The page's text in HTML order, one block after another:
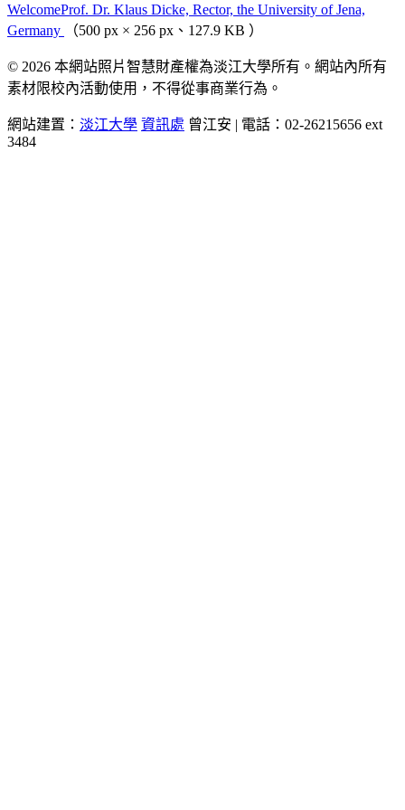
WelcomeProf. Dr. Klaus Dicke, Rector, the University of Jena,
Germany
（500 px × 256 px、127.9 KB ）
© 2026 本網站照片智慧財產權為淡江大學所有。網站內所有
素材限校內活動使用，不得從事商業行為。
網站建置： 淡江大學 資訊處 曾江安 | 電話：02-26215656 ext
3484